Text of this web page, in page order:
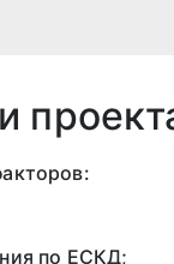
по ЕСКД;